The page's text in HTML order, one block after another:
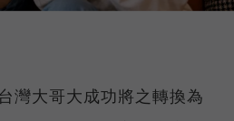
灣大哥大成功將之轉換為